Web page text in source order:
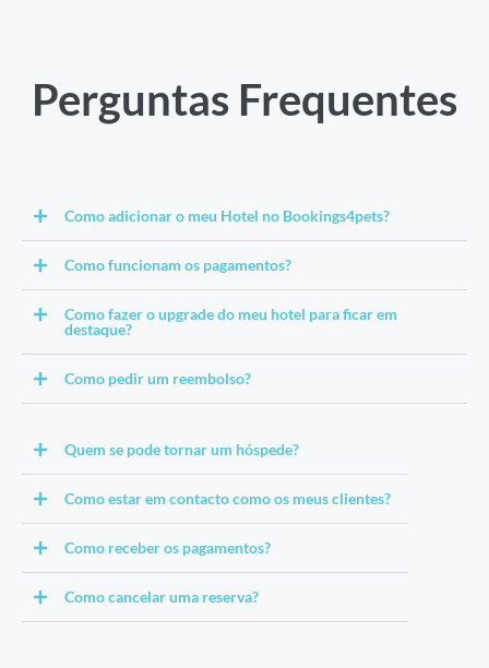
Perguntas Frequentes
Como adicionar o meu Hotel no Bookings4pets?
Como funcionam os pagamentos?
Como fazer o upgrade do meu hotel para ficar em
destaque?
Como pedir um reembolso?
Quem se pode tornar um hóspede?
Como estar em contacto como os meus clientes?
Como receber os pagamentos?
Como cancelar uma reserva?